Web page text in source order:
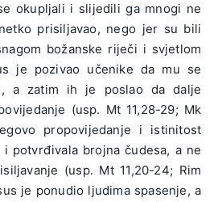
okupljali i slijedili ga mnogi ne
prisiljavao, nego jer su bili
božanske riječi i svjetlom
je pozivao učenike da mu se
a zatim ih je poslao da dalje
(usp. Mt 11,28-29; Mk
propovijedanje i istinitost
i potvrđivala brojna čudesa, a ne
(usp. Mt 11,20-24; Rim
je ponudio ljudima spasenje, a